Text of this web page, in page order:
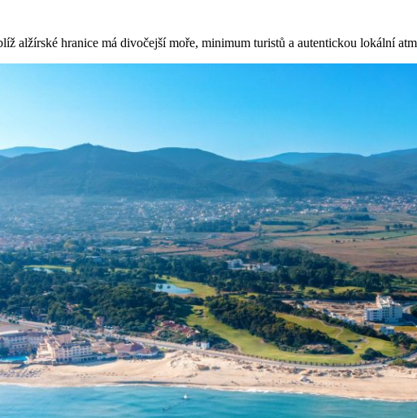
alžírské hranice má divočejší moře, minimum turistů a autentickou lokální